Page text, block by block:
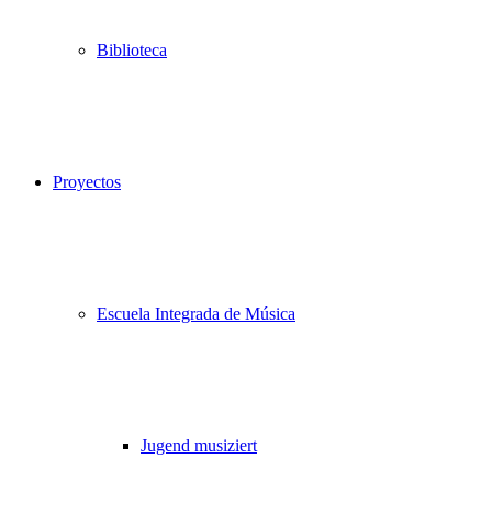
Biblioteca
Proyectos
Escuela Integrada de Música
Jugend musiziert